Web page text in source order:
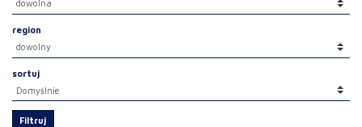
region
sortuj
Filtruj